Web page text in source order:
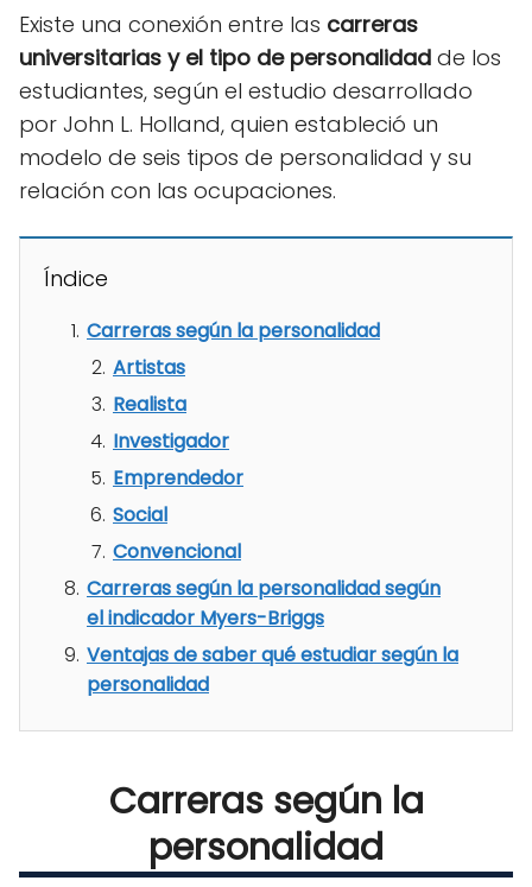
Existe una conexión entre las carreras
universitarias y el tipo de personalidad de los
estudiantes, según el estudio desarrollado
por John L. Holland, quien estableció un
modelo de seis tipos de personalidad y su
relación con las ocupaciones.
Índice
Carreras según la personalidad
Artistas
Realista
Investigador
Emprendedor
Social
Convencional
Carreras según la personalidad según
el indicador Myers-Briggs
Ventajas de saber qué estudiar según la
personalidad
Carreras según la
personalidad